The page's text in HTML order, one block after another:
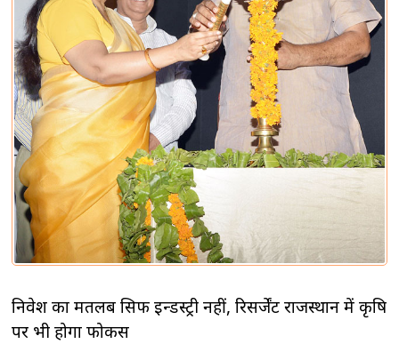
निवेश का मतलब सिर्फ इन्डस्ट्री नहीं, रिसर्जेंट राजस्थान में कृषि
पर भी होगा फोकस